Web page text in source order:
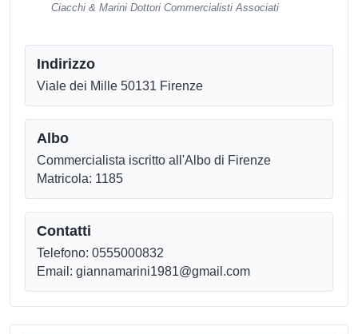
Ciacchi & Marini Dottori Commercialisti Associati
Indirizzo
Viale dei Mille 50131 Firenze
Albo
Commercialista iscritto all'Albo di Firenze
Matricola: 1185
Contatti
Telefono: 0555000832
Email: giannamarini1981@gmail.com